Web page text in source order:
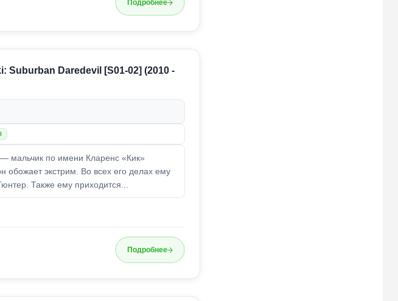
Подробнее
Suburban Daredevil [S01-02] (2010 -
мальчик по имени Кларенс «Кик»
обожает экстрим. Во всех его делах ему
Также ему приходится...
Подробнее